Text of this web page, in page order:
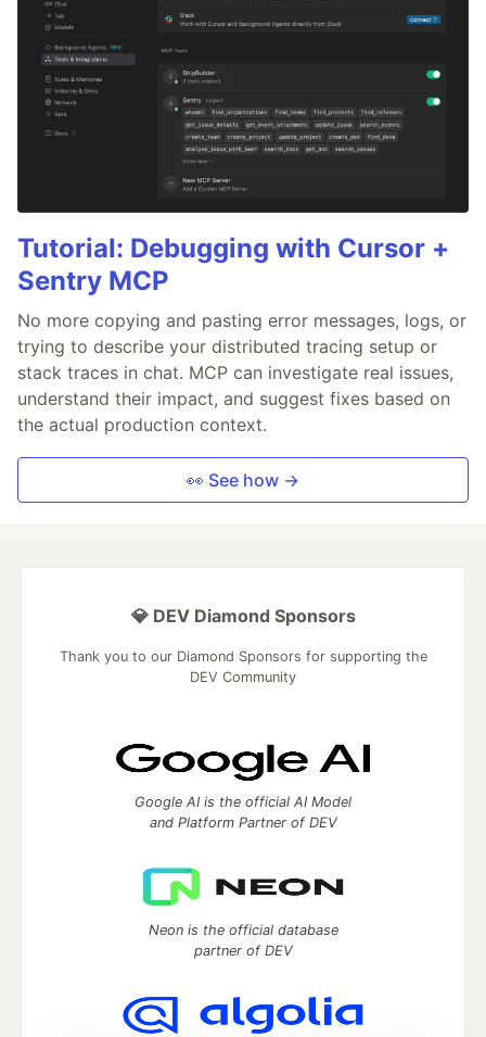
Tutorial: Debugging with Cursor +
Sentry MCP
No more copying and pasting error messages, logs, or
trying to describe your distributed tracing setup or
stack traces in chat. MCP can investigate real issues,
understand their impact, and suggest fixes based on
the actual production context.
👀 See how →
💎 DEV Diamond Sponsors
Thank you to our Diamond Sponsors for supporting the
DEV Community
Google AI is the official AI Model
and Platform Partner of DEV
Neon is the official database
partner of DEV